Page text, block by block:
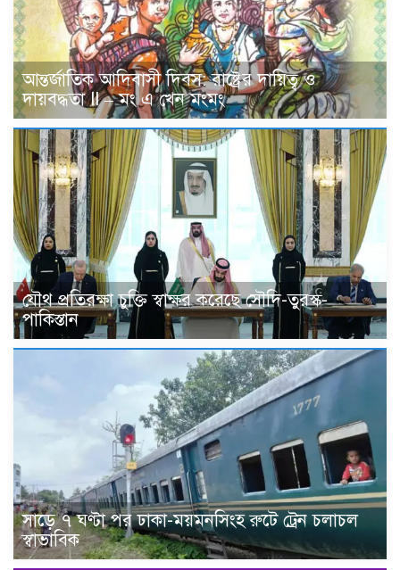
আন্তর্জাতিক আদিবাসী দিবস: রাষ্ট্রের দায়িত্ব ও
দায়বদ্ধতা II – মং এ খেন মংমং
যৌথ প্রতিরক্ষা চুক্তি স্বাক্ষর করেছে সৌদি-তুরস্ক-
পাকিস্তান
সাড়ে ৭ ঘণ্টা পর ঢাকা-ময়মনসিংহ রুটে ট্রেন চলাচল
স্বাভাবিক